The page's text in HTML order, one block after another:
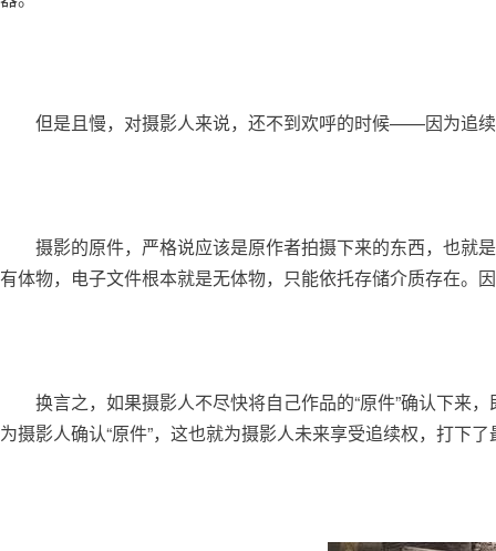
但是且慢，对摄影人来说，还不到欢呼的时候——因为追
有体物，电子文件根本就是无体物，只能依托存储介质存在。
为摄影人确认“原件”，这也就为摄影人未来享受追续权，打下